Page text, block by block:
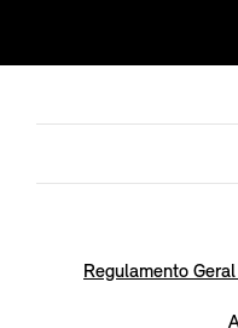
Regulamento